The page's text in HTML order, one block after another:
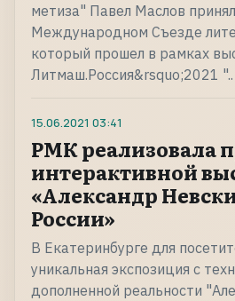
метиза" Павел Маслов
Международном Съезде
который прошел в рамках
Литмаш.Россия&rsquo;2021
15.06.2021 03:41
РМК реализовала
интерактивной
«Александр
России»
В Екатеринбурге для
уникальная экспозиция с
дополненной реальности